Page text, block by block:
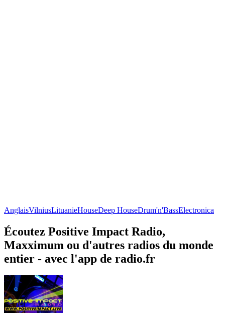
AnglaisVilniusLituanieHouseDeep HouseDrum'n'BassElectronica
Écoutez Positive Impact Radio,
Maxximum ou d'autres radios du monde
entier - avec l'app de radio.fr